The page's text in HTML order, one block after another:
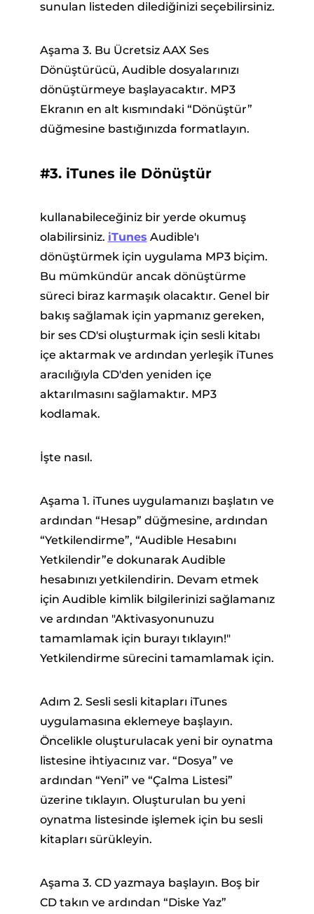
sunulan listeden dilediğinizi seçebilirsiniz.
Aşama 3. Bu Ücretsiz AAX Ses
Dönüştürücü, Audible dosyalarınızı
dönüştürmeye başlayacaktır. MP3
Ekranın en alt kısmındaki “Dönüştür”
düğmesine bastığınızda formatlayın.
#3. iTunes ile Dönüştür
kullanabileceğiniz bir yerde okumuş
olabilirsiniz. iTunes Audible'ı
dönüştürmek için uygulama MP3 biçim.
Bu mümkündür ancak dönüştürme
süreci biraz karmaşık olacaktır. Genel bir
bakış sağlamak için yapmanız gereken,
bir ses CD'si oluşturmak için sesli kitabı
içe aktarmak ve ardından yerleşik iTunes
aracılığıyla CD'den yeniden içe
aktarılmasını sağlamaktır. MP3
kodlamak.
İşte nasıl.
Aşama 1. iTunes uygulamanızı başlatın ve
ardından “Hesap” düğmesine, ardından
“Yetkilendirme”, “Audible Hesabını
Yetkilendir”e dokunarak Audible
hesabınızı yetkilendirin. Devam etmek
için Audible kimlik bilgilerinizi sağlamanız
ve ardından "Aktivasyonunuzu
tamamlamak için burayı tıklayın!"
Yetkilendirme sürecini tamamlamak için.
Adım 2. Sesli sesli kitapları iTunes
uygulamasına eklemeye başlayın.
Öncelikle oluşturulacak yeni bir oynatma
listesine ihtiyacınız var. “Dosya” ve
ardından “Yeni” ve “Çalma Listesi”
üzerine tıklayın. Oluşturulan bu yeni
oynatma listesinde işlemek için bu sesli
kitapları sürükleyin.
Aşama 3. CD yazmaya başlayın. Boş bir
CD takın ve ardından “Diske Yaz”